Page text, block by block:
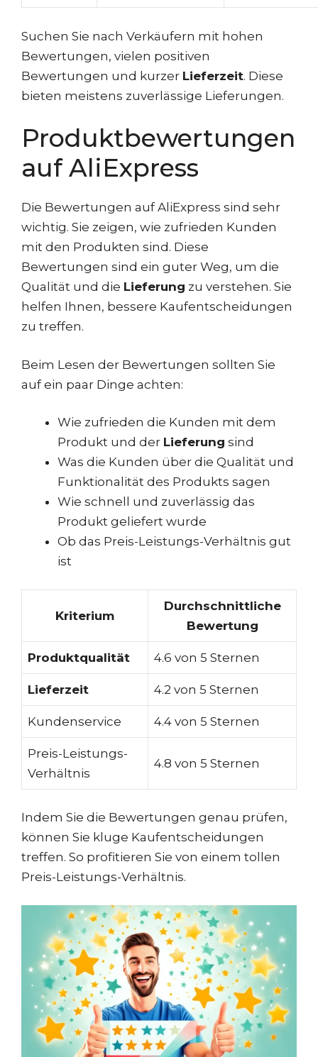
Suchen Sie nach Verkäufern mit hohen
Bewertungen, vielen positiven
Bewertungen und kurzer Lieferzeit. Diese
bieten meistens zuverlässige Lieferungen.
Produktbewertungen
auf AliExpress
Die Bewertungen auf AliExpress sind sehr
wichtig. Sie zeigen, wie zufrieden Kunden
mit den Produkten sind. Diese
Bewertungen sind ein guter Weg, um die
Qualität und die Lieferung zu verstehen. Sie
helfen Ihnen, bessere Kaufentscheidungen
zu treffen.
Beim Lesen der Bewertungen sollten Sie
auf ein paar Dinge achten:
Wie zufrieden die Kunden mit dem
Produkt und der Lieferung sind
Was die Kunden über die Qualität und
Funktionalität des Produkts sagen
Wie schnell und zuverlässig das
Produkt geliefert wurde
Ob das Preis-Leistungs-Verhältnis gut
ist
Kriterium
Durchschnittliche
Bewertung
Produktqualität 4.6 von 5 Sternen
Lieferzeit 4.2 von 5 Sternen
Kundenservice 4.4 von 5 Sternen
Preis-Leistungs-
Verhältnis
4.8 von 5 Sternen
Indem Sie die Bewertungen genau prüfen,
können Sie kluge Kaufentscheidungen
treffen. So profitieren Sie von einem tollen
Preis-Leistungs-Verhältnis.